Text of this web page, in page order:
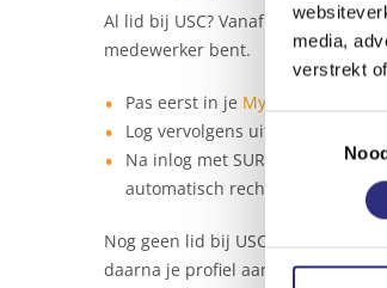
media,
verstrekt
Al lid bij USC? Vanaf nu log je in
medewerker bent.
Pas eerst in je My USC-account
Log vervolgens uit, en log dan
Na inlog met SURF heb je
automatisch recht op het
Nog geen lid bij USC én geen
daarna je profiel aan te vullen. In